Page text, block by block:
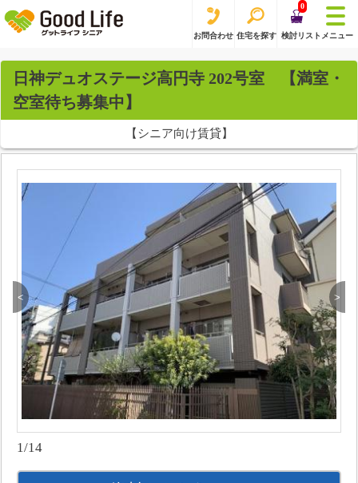
お問合わせ 住宅を探す
0
検討リスト メニュー
日神デュオステージ高円寺 202号室 【満室・
空室待ち募集中】
【シニア向け賃貸】
< >
1/14